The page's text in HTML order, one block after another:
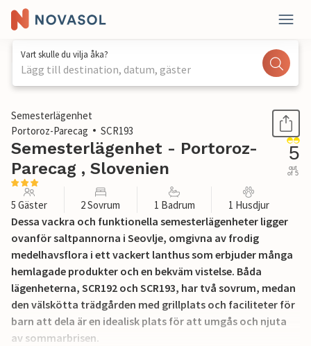
Vart skulle du vilja åka?
Lägg till destination, datum, gäster
1 / 19
Semesterlägenhet
Portoroz-Parecag
SCR193
Semesterlägenhet - Portoroz-
Parecag , Slovenien
5
out
of 5
5 Gäster 2 Sovrum 1 Badrum 1 Husdjur
Dessa vackra och funktionella semesterlägenheter ligger
ovanför saltpannorna i Seovlje, omgivna av frodig
medelhavsflora i ett vackert lanthus som erbjuder många
hemlagade produkter och en bekväm vistelse. Båda
lägenheterna, SCR192 och SCR193, har två sovrum, medan
den välskötta trädgården med grillplats och faciliteter för
barn att dela är en idealisk plats för att umgås och njuta
av sommarbrisen.